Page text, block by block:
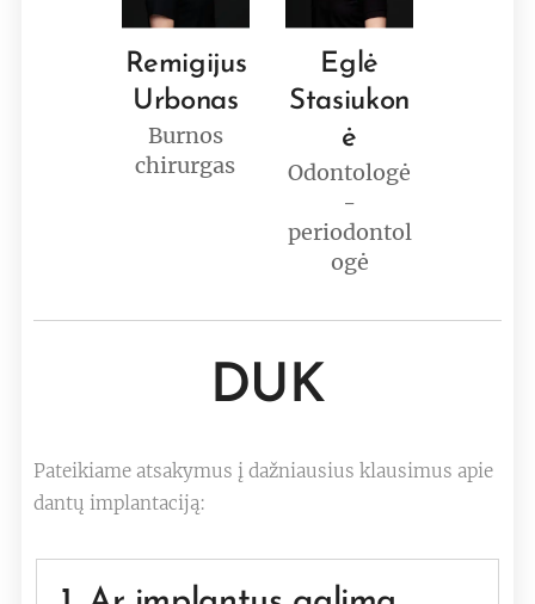
Remigijus
Urbonas
Burnos
chirurgas
Eglė
Stasiukon
ė
Odontologė
-
periodontol
ogė
DUK
Pateikiame atsakymus į dažniausius klausimus apie
dantų implantaciją: